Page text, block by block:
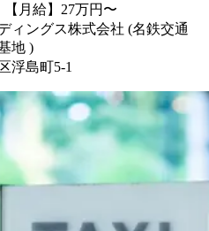
【月給】27万円〜
ィングス株式会社 (名鉄交通
地 )
浮島町5-1